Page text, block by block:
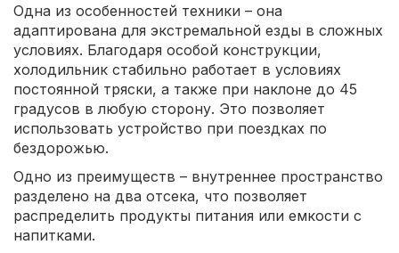
Одна из особенностей техники – она
адаптирована для экстремальной езды в сложных
условиях. Благодаря особой конструкции,
холодильник стабильно работает в условиях
постоянной тряски, а также при наклоне до 45
градусов в любую сторону. Это позволяет
использовать устройство при поездках по
бездорожью.
Одно из преимуществ – внутреннее пространство
разделено на два отсека, что позволяет
распределить продукты питания или емкости с
напитками.